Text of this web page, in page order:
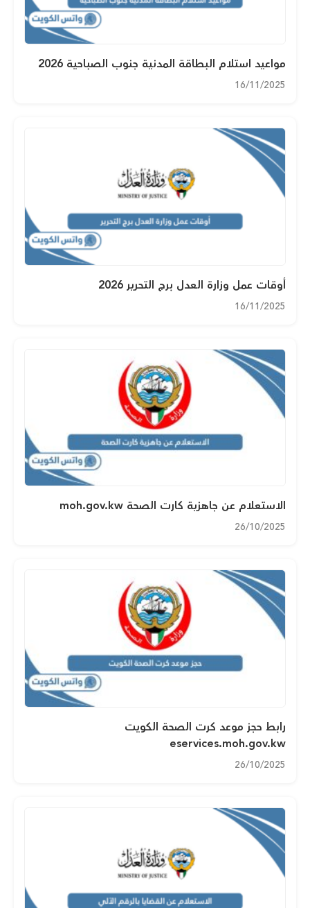
مواعيد استلام البطاقة المدنية جنوب الصباحية 2026
16/11/2025
أوقات عمل وزارة العدل برج التحرير 2026
16/11/2025
الاستعلام عن جاهزية كارت الصحة moh.gov.kw
26/10/2025
رابط حجز موعد كرت الصحة الكويت
eservices.moh.gov.kw
26/10/2025